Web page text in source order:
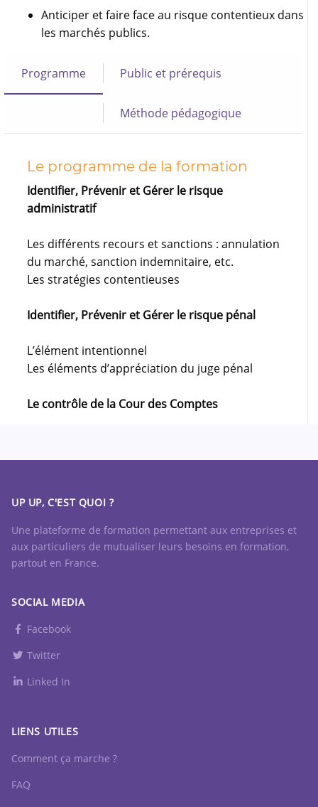
Anticiper et faire face au risque contentieux dans
les marchés publics.
Programme Public et prérequis
Méthode pédagogique
Le programme de la formation
Identifier, Prévenir et Gérer le risque
administratif
Les différents recours et sanctions : annulation
du marché, sanction indemnitaire, etc.
Les stratégies contentieuses
Identifier, Prévenir et Gérer le risque pénal
L’élément intentionnel
Les éléments d’appréciation du juge pénal
Le contrôle de la Cour des Comptes
UP UP, C'EST QUOI ?
Une plateforme de formation permettant aux entreprises et
aux particuliers de mutualiser leurs besoins en formation,
partout en France.
SOCIAL MEDIA
Facebook
Twitter
Linked In
LIENS UTILES
Comment ça marche ?
FAQ